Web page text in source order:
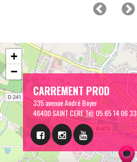
CARREMENT PROD
335 avenue André Boyer
46400 SAINT CERETél:05 65 14 06 33
+
−